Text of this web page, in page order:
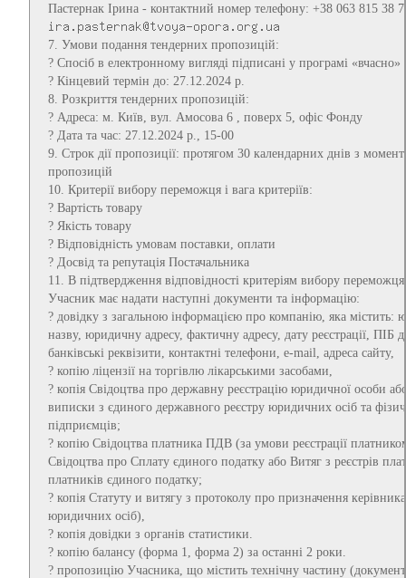
Пастернак Ірина - контактний номер телефону: +38 063 815 38
7. Умови подання тендерних пропозицій:
? Спосіб в електронному вигляді підписані у програмі «вчасно»
? Кінцевий термін до: 27.12.2024 р.
8. Розкриття тендерних пропозицій:
? Адреса: м. Київ, вул. Амосова 6 , поверх 5, офіс Фонду
? Дата та час: 27.12.2024 р., 15-00
9. Строк дії пропозиції: протягом 30 календарних днів з
пропозицій
10. Критерії вибору переможця і вага критеріїв:
? Вартість товару
? Якість товару
? Відповідність умовам поставки, оплати
? Досвід та репутація Постачальника
11. В підтвердження відповідності критеріям вибору
Учасник має надати наступні документи та інформацію:
? довідку з загальною інформацією про компанію, яка містить:
назву, юридичну адресу, фактичну адресу, дату реєстрації, ПІБ
банківські реквізити, контактні телефони, e-mail, адреса сайту,
? копію ліцензії на торгівлю лікарськими засобами,
? копія Свідоцтва про державну реєстрацію юридичної особи
виписки з єдиного державного реєстру юридичних осіб та
підприємців;
? копію Свідоцтва платника ПДВ (за умови реєстрації
Свідоцтва про Сплату єдиного податку або Витяг з реєстрів
платників єдиного податку;
? копія Статуту и витягу з протоколу про призначення
юридичних осіб),
? копія довідки з органів статистики.
? копію балансу (форма 1, форма 2) за останні 2 роки.
? пропозицію Учасника, що містить технічну частину